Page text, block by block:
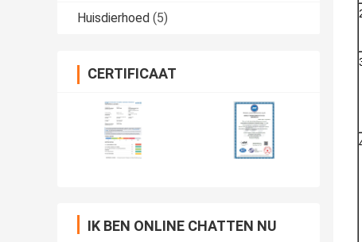
Huisdierhoed (5)
CERTIFICAAT
IK BEN ONLINE CHATTEN NU